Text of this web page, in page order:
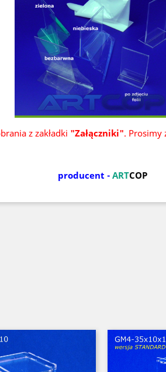
z zakładki "Załączniki". Prosimy
producent - ARTCOP